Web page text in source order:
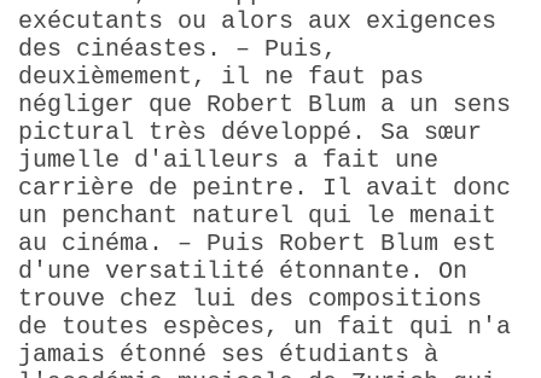
exécutants ou alors aux exigences
des cinéastes. – Puis,
deuxièmement, il ne faut pas
négliger que Robert Blum a un sens
pictural très développé. Sa sœur
jumelle d'ailleurs a fait une
carrière de peintre. Il avait donc
un penchant naturel qui le menait
au cinéma. – Puis Robert Blum est
d'une versatilité étonnante. On
trouve chez lui des compositions
de toutes espèces, un fait qui n'a
jamais étonné ses étudiants à